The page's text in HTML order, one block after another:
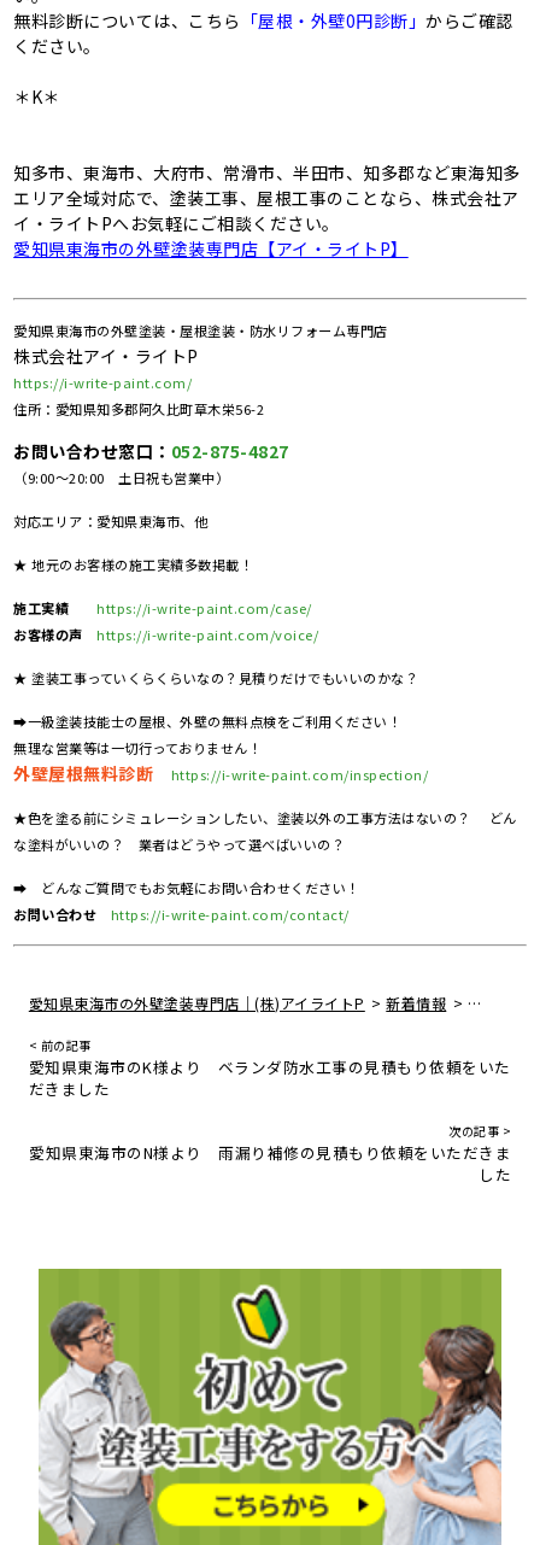
無料診断については、こちら 「屋根・外壁0円診断」からご確認
ください。
＊K＊
知多市、東海市、大府市、常滑市、半田市、知多郡など東海知多
エリア全域対応で、塗装工事、屋根工事のことなら、株式会社ア
イ・ライトPへお気軽にご相談ください。
愛知県東海市の外壁塗装専門店【アイ・ライトP】
愛知県東海市の外壁塗装・屋根塗装・防水リフォーム専門店
株式会社アイ・ライトP
https://i-write-paint.com/
住所：愛知県知多郡阿久比町草木栄56-2
お問い合わせ窓口： 052-875-4827
（9:00～20:00 土日祝も営業中）
対応エリア：愛知県東海市、他
★ 地元のお客様の施工実績多数掲載！
施工実績
https://i-write-paint.com/case/
お客様の声
https://i-write-paint.com/voice/
★ 塗装工事っていくらくらいなの？見積りだけでもいいのかな？
➡一級塗装技能士の屋根、外壁の無料点検をご利用ください！
無理な営業等は一切行っておりません！
外壁屋根無料診断 https://i-write-paint.com/inspection/
★色を塗る前にシミュレーションしたい、塗装以外の工事方法はないの？ どん
な塗料がいいの？ 業者はどうやって選べばいいの？
➡ どんなご質問でもお気軽にお問い合わせください！
お問い合わせ
https://i-write-paint.com/contact/
愛知県東海市の外壁塗装専門店｜(株)アイライトP >新着情報 > 愛知県知
< 前の記事
愛知県東海市のK様より ベランダ防水工事の見積もり依頼をいた
だきました
次の記事 >
愛知県東海市のN様より 雨漏り補修の見積もり依頼をいただきま
した